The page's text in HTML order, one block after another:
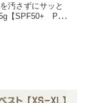
汚さずにサッと
【SPF50+ PA+
ロン酸 植物エ
ザイン】